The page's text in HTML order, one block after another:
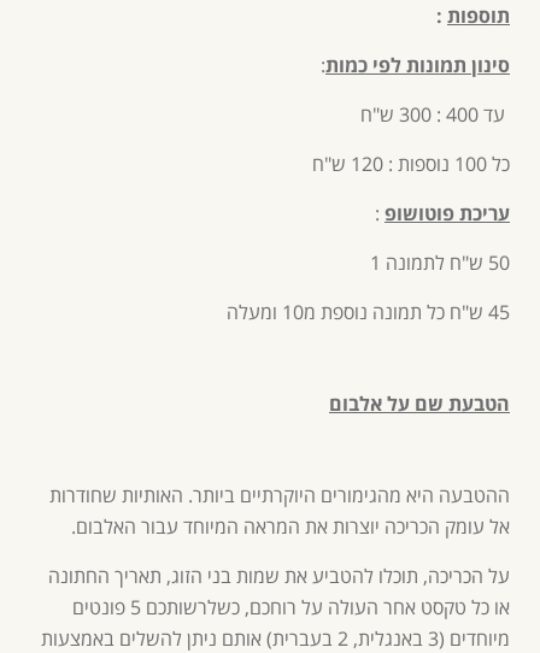
תוספות :
סינון תמונות לפי כמות:
עד 400 : 300 ש"ח
כל 100 נוספות : 120 ש"ח
עריכת פוטושופ :
50 ש"ח לתמונה 1
45 ש"ח כל תמונה נוספת מ10 ומעלה
הטבעת שם על אלבום
ההטבעה היא מהגימורים היוקרתיים ביותר. האותיות שחודרות
אל עומק הכריכה יוצרות את המראה המיוחד עבור האלבום.
על הכריכה, תוכלו להטביע את שמות בני הזוג, תאריך החתונה
או כל טקסט אחר העולה על רוחכם, כשלרשותכם 5 פונטים
מיוחדים (3 באנגלית, 2 בעברית) אותם ניתן להשלים באמצעות